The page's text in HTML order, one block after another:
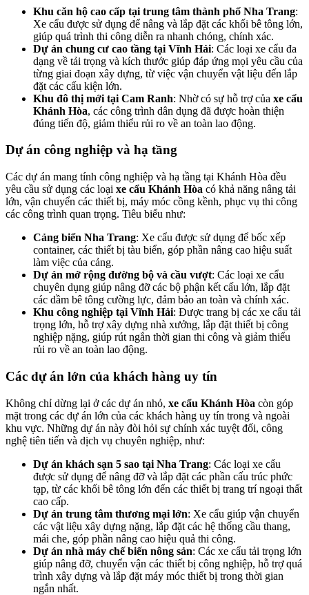
Khu căn hộ cao cấp tại trung tâm thành phố Nha Trang:
Xe cẩu được sử dụng để nâng và lắp đặt các khối bê tông lớn,
giúp quá trình thi công diễn ra nhanh chóng, chính xác.
Dự án chung cư cao tầng tại Vĩnh Hải: Các loại xe cẩu đa
dạng về tải trọng và kích thước giúp đáp ứng mọi yêu cầu của
từng giai đoạn xây dựng, từ việc vận chuyển vật liệu đến lắp
đặt các cấu kiện lớn.
Khu đô thị mới tại Cam Ranh: Nhờ có sự hỗ trợ của xe cẩu
Khánh Hòa, các công trình dân dụng đã được hoàn thiện
đúng tiến độ, giảm thiểu rủi ro về an toàn lao động.
Dự án công nghiệp và hạ tầng
Các dự án mang tính công nghiệp và hạ tầng tại Khánh Hòa đều
yêu cầu sử dụng các loại xe cẩu Khánh Hòa có khả năng nâng tải
lớn, vận chuyển các thiết bị, máy móc cồng kềnh, phục vụ thi công
các công trình quan trọng. Tiêu biểu như:
Cảng biển Nha Trang: Xe cẩu được sử dụng để bốc xếp
container, các thiết bị tàu biển, góp phần nâng cao hiệu suất
làm việc của cảng.
Dự án mở rộng đường bộ và cầu vượt: Các loại xe cẩu
chuyên dụng giúp nâng đỡ các bộ phận kết cấu lớn, lắp đặt
các dầm bê tông cường lực, đảm bảo an toàn và chính xác.
Khu công nghiệp tại Vĩnh Hải: Được trang bị các xe cẩu tải
trọng lớn, hỗ trợ xây dựng nhà xưởng, lắp đặt thiết bị công
nghiệp nặng, giúp rút ngắn thời gian thi công và giảm thiểu
rủi ro về an toàn lao động.
Các dự án lớn của khách hàng uy tín
Không chỉ dừng lại ở các dự án nhỏ, xe cẩu Khánh Hòa còn góp
mặt trong các dự án lớn của các khách hàng uy tín trong và ngoài
khu vực. Những dự án này đòi hỏi sự chính xác tuyệt đối, công
nghệ tiên tiến và dịch vụ chuyên nghiệp, như:
Dự án khách sạn 5 sao tại Nha Trang: Các loại xe cẩu
được sử dụng để nâng đỡ và lắp đặt các phần cấu trúc phức
tạp, từ các khối bê tông lớn đến các thiết bị trang trí ngoại thất
cao cấp.
Dự án trung tâm thương mại lớn: Xe cẩu giúp vận chuyển
các vật liệu xây dựng nặng, lắp đặt các hệ thống cầu thang,
mái che, góp phần nâng cao hiệu quả thi công.
Dự án nhà máy chế biến nông sản: Các xe cẩu tải trọng lớn
giúp nâng đỡ, chuyển vận các thiết bị công nghiệp, hỗ trợ quá
trình xây dựng và lắp đặt máy móc thiết bị trong thời gian
ngắn nhất.